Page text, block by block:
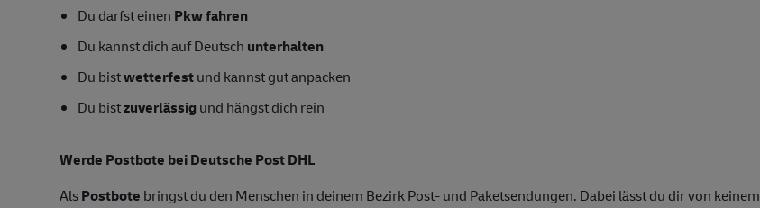
Du darfst einen Pkw fahren
Du kannst dich auf Deutsch unterhalten
Du bistwetterfestund kannst gut anpacken
Du bistzuverlässig und hängst dich rein
Werde Postbote bei Deutsche Post DHL
AlsPostbote bringst du den Menschen in deinem Bezirk Post- und Paketsendungen. Dabei lässt du dir von keinem